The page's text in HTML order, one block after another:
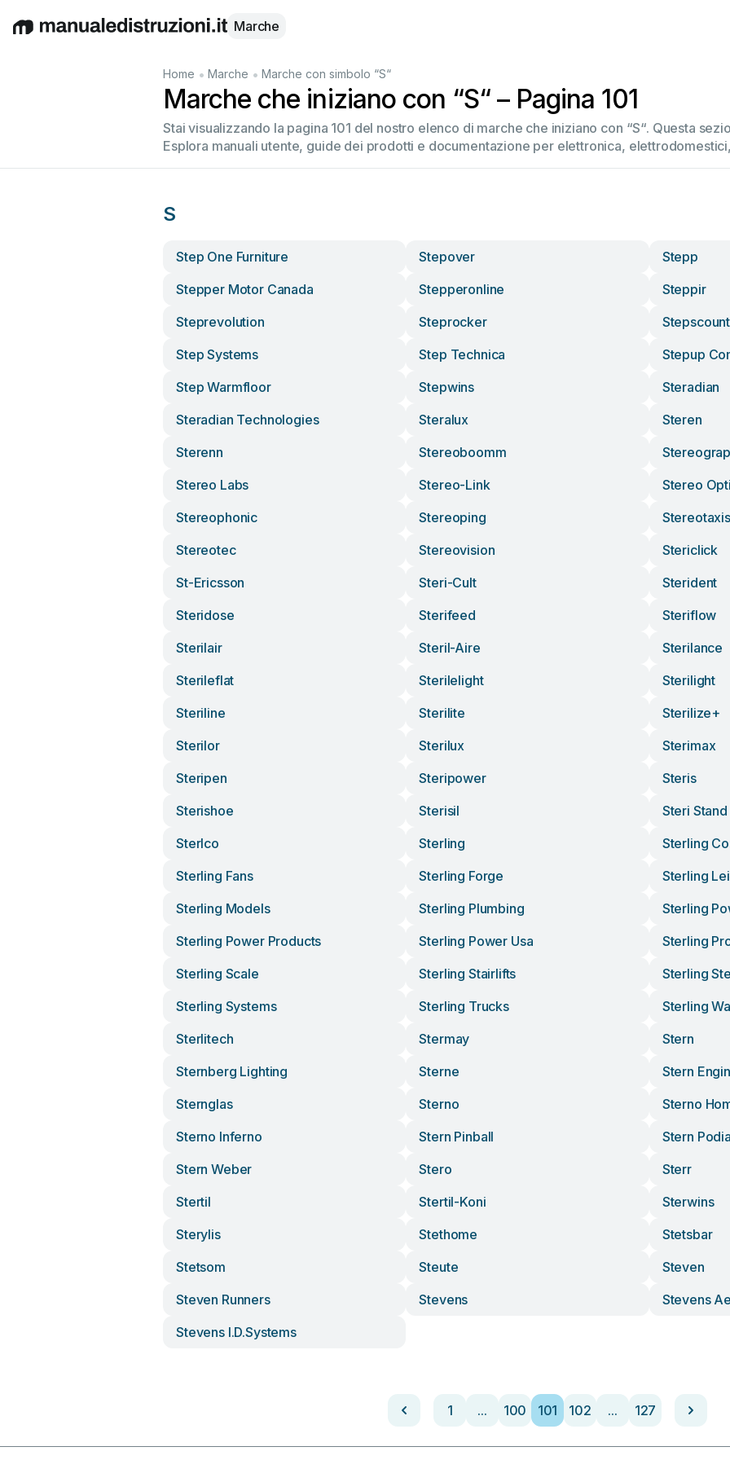
EnglishDeutschEspañol Italiano Français
Marche
Home • Marche • Marche con simbolo “S“
Marche che iniziano con “S“ – Pagina 101
Stai visualizzando la pagina 101 del nostro elenco di marche che iniziano con “S“. Questa
Esplora manuali utente, guide dei prodotti e documentazione per elettronica,
S
Step One Furniture Stepover
Stepp
Stepper Motor Canada
Stepperonline
Steppir
Steprevolution
Steprocker
Stepscount
Step Systems
Step Technica
Stepup
Step Warmfloor
Stepwins
Steradian
Steradian Technologies
Steralux
Steren
Sterenn
Stereoboomm
Stereo Labs
Stereo-Link
Stereo
Stereophonic
Stereoping
Stereotaxis
Stereotec
Stereovision
Stericlick
St-Ericsson
Steri-Cult
Sterident
Steridose
Sterifeed
Steriflow
Sterilair
Steril-Aire
Sterilance
Sterileflat
Sterilelight
Sterilight
Steriline
Sterilite
Sterilize+
Sterilor
Sterilux
Sterimax
Steripen
Steripower
Steris
Sterishoe
Sterisil
Steri Stand
Sterlco
Sterling
Sterling
Sterling Fans
Sterling Forge
Sterling
Sterling Models
Sterling Plumbing
Sterling
Sterling Power Products
Sterling Power Usa
Sterling
Sterling Scale
Sterling Stairlifts
Sterling
Sterling Systems
Sterling Trucks
Sterling
Sterlitech
Stermay
Stern
Sternberg Lighting
Sterne
Stern
Sternglas
Sterno
Sterno
Sterno Inferno
Stern Pinball
Stern Podia
Stern Weber
Stero
Sterr
Stertil
Stertil-Koni
Sterwins
Sterylis
Stethome
Stetsbar
Stetsom
Steute
Steven
Steven Runners
Stevens
Stevens
Stevens I.d.systems
1 ... 100 101 102 ... 127